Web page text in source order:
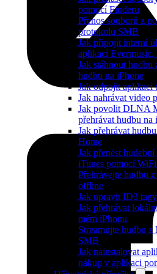
pomocí Finderu
Přenos souborů z
protokolu SMB
Jak připojit interní
aplikací Evermusic,
Jak stáhnout
hudbu na iPhone
Jak odpojit aplikaci
Jak nahrávat video
Jak povolit DLNA
přehrávat hudbu na
Jak přehrávat
Home
Jak přenést
iTunes pomocí
Přehrávejte hudbu
offline
Jak upravit ID3
Jak přehrávat
mém iPhonu
Streamujte hudbu
SMB
Jak nainstalovat
nákup v aplikaci